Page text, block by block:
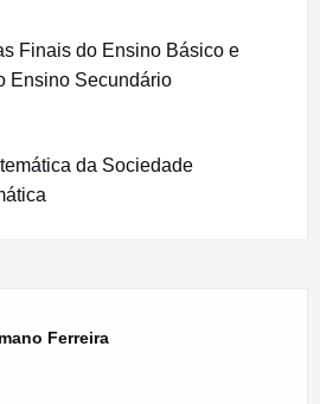
Finais do Ensino Básico e
Ensino Secundário
da Sociedade
Ferreira